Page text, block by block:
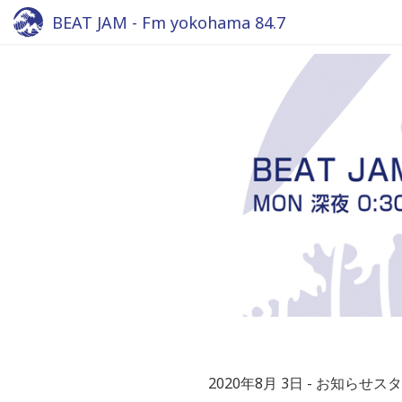
BEAT JAM - Fm yokohama 84.7
2020年8月 3日 お知らせス